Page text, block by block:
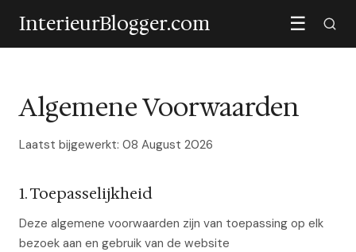
InterieurBlogger.com ☰
Algemene Voorwaarden
Laatst bijgewerkt: 08 August 2026
1. Toepasselijkheid
Deze algemene voorwaarden zijn van toepassing op elk
bezoek aan en gebruik van de website